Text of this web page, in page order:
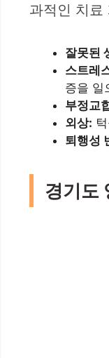
과적인 치료
잘못된
스트레
증을 일
부정교
외상:
퇴행성
경기도